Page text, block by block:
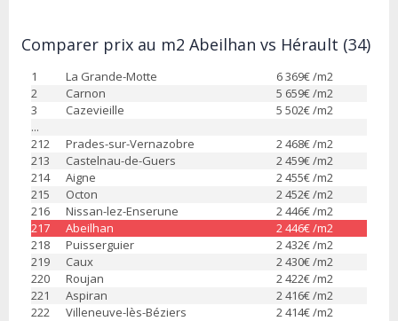
Comparer prix au m2 Abeilhan vs Hérault (34)
1 La Grande-Motte 6 369€ /m2
2
Carnon 5 659€ /m2
3
Cazevieille 5 502€ /m2
...
212
Prades-sur-Vernazobre 2 468€ /m2
213
Castelnau-de-Guers 2 459€ /m2
214
Aigne 2 455€ /m2
215
Octon 2 452€ /m2
216
Nissan-lez-Enserune 2 446€ /m2
217
Abeilhan 2 446€ /m2
218
Puisserguier 2 432€ /m2
219
Caux 2 430€ /m2
220
Roujan 2 422€ /m2
221
Aspiran 2 416€ /m2
222
Villeneuve-lès-Béziers 2 414€ /m2